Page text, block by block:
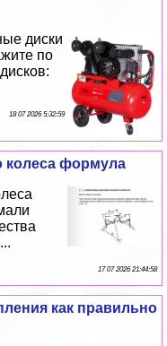
диски
по
18 07 2026 5:32:59
колеса формула
17 07 2026 21:44:58
как правильно